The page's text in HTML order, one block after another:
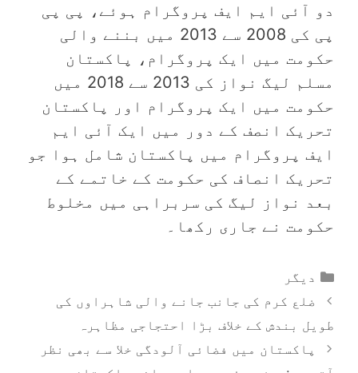
دو آئی ایم ایف پروگرام ہوئے، پی پی
پی کی 2008 سے 2013 میں بننے والی
حکومت میں ایک پروگرام، پاکستان
مسلم لیگ نواز کی 2013 سے 2018 میں
حکومت میں ایک پروگرام اور پاکستان
تحریک انصف کے دور میں ایک آئی ایم
ایف پروگرام میں پاکستان شامل ہوا جو
تحریک انصاف کی حکومت کے خاتمے کے
بعد نواز لیگ کی سربراہی میں مخلوط
حکومت نے جاری رکھا۔
Categories
دیگر
ضلع کرم کی جانب جانے والی شاہراوں کی
طویل بندش کے خلاف بڑا احتجاجی مظاہرہ
پاکستان میں فضائی آلودگی خلا سے بھی نظر